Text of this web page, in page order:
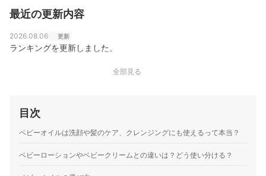
最近の更新内容
2026.08.06 更新
ランキングを更新しました。
全部見る
目次
ベビーオイルは洗顔や髪のケア、クレンジングにも使えるって本当？
ベビーローションやベビークリームとの違いは？どう使い分ける？